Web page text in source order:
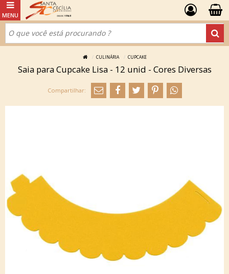
CULINÁRIA CUPCAKE
Saia para Cupcake Lisa - 12 unid - Cores Diversas